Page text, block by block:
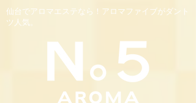
仙台でアロマエステなら！アロマファイブがダント
ツ人気。